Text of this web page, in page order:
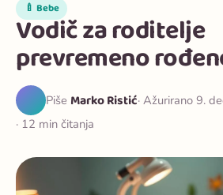
🍼 Bebe
Vodič za roditelje
prevremeno
Piše Marko Ristić· Ažurirano 9.
· 12 min čitanja